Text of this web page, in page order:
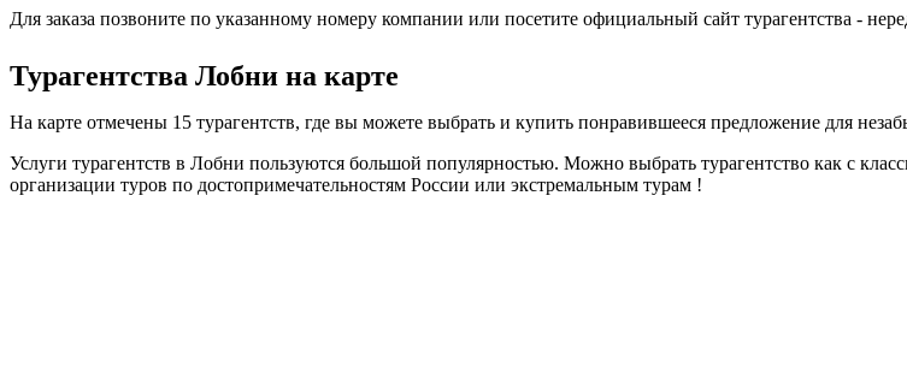
Для заказа позвоните по указанному номеру компании или посетите официальный сайт турагентства -
Турагентства Лобни на карте
На карте отмечены 15 турагентств, где вы можете выбрать и купить понравившееся предложение для
Услуги турагентств в Лобни пользуются большой популярностью. Можно выбрать турагентство как с
организации туров по достопримечательностям России или экстремальным турам !